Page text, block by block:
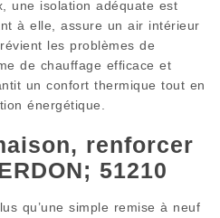
une isolation adéquate est
à elle, assure un air intérieur
les problèmes de
de chauffage efficace et
un confort thermique tout en
énergétique.
renforcer
51210
qu’une simple remise à neuf